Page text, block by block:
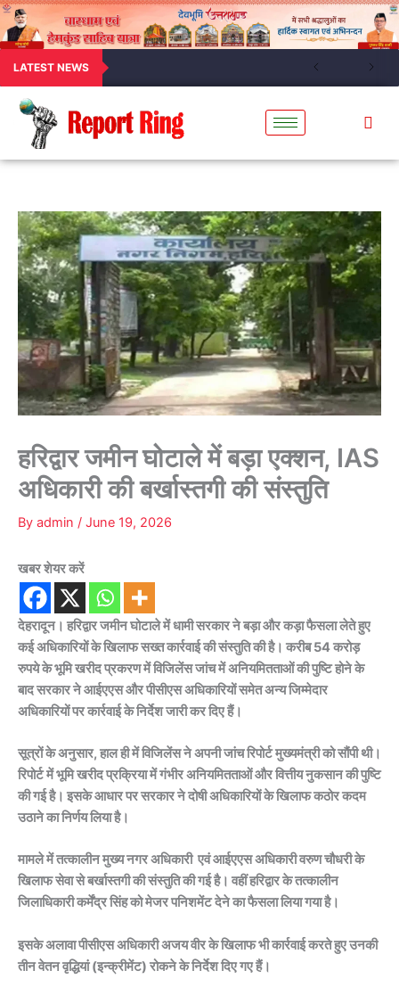
LATEST NEWS
हरिद्वार जमीन घोटाले में बड़ा एक्शन, IAS
अधिकारी की बर्खास्तगी की संस्तुति
By admin / June 19, 2026
खबर शेयर करें
देहरादून। हरिद्वार जमीन घोटाले में धामी सरकार ने बड़ा और कड़ा फैसला लेते हुए
कई अधिकारियों के खिलाफ सख्त कार्रवाई की संस्तुति की है। करीब 54 करोड़
रुपये के भूमि खरीद प्रकरण में विजिलेंस जांच में अनियमितताओं की पुष्टि होने के
बाद सरकार ने आईएएस और पीसीएस अधिकारियों समेत अन्य जिम्मेदार
अधिकारियों पर कार्रवाई के निर्देश जारी कर दिए हैं।
सूत्रों के अनुसार, हाल ही में विजिलेंस ने अपनी जांच रिपोर्ट मुख्यमंत्री को सौंपी थी।
रिपोर्ट में भूमि खरीद प्रक्रिया में गंभीर अनियमितताओं और वित्तीय नुकसान की पुष्टि
की गई है। इसके आधार पर सरकार ने दोषी अधिकारियों के खिलाफ कठोर कदम
उठाने का निर्णय लिया है।
मामले में तत्कालीन मुख्य नगर अधिकारी एवं आईएएस अधिकारी वरुण चौधरी के
खिलाफ सेवा से बर्खास्तगी की संस्तुति की गई है। वहीं हरिद्वार के तत्कालीन
जिलाधिकारी कर्मेंद्र सिंह को मेजर पनिशमेंट देने का फैसला लिया गया है।
इसके अलावा पीसीएस अधिकारी अजय वीर के खिलाफ भी कार्रवाई करते हुए उनकी
तीन वेतन वृद्धियां (इन्क्रीमेंट) रोकने के निर्देश दिए गए हैं।